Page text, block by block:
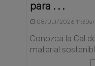
para . . .
08/Jul/2026
Conozca la Cal
material